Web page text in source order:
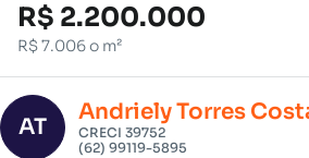
R$ 2.200.000
R$ 7.006 o m²
AT
Andriely Torres
CRECI 39752
(62) 99119-5895